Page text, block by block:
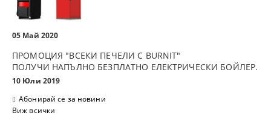
05 Май 2020
ПРОМОЦИЯ "ВСЕКИ ПЕЧЕЛИ С BURNIT"
ПОЛУЧИ НАПЪЛНО БЕЗПЛАТНО ЕЛЕКТРИЧЕСКИ БОЙЛЕР.
10 Юли 2019
Абонирай се за новини
Виж всички